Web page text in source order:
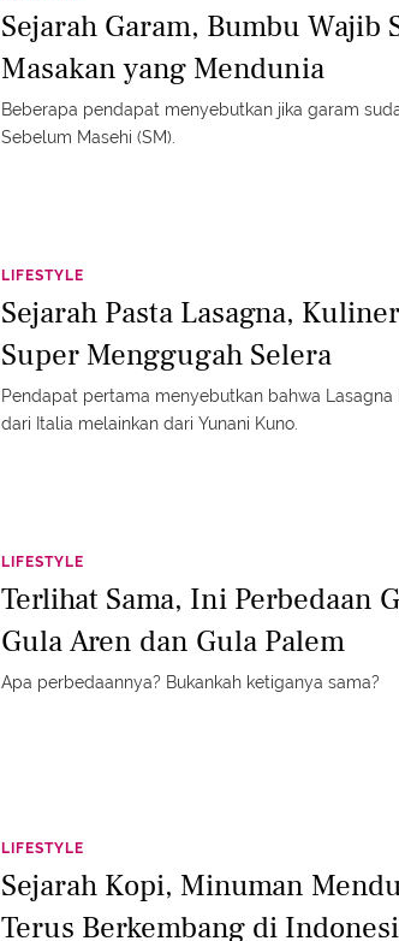
Sejarah Garam, Bumbu Wajib
Masakan yang Mendunia
Beberapa pendapat menyebutkan jika garam
Sebelum Masehi (SM).
LIFESTYLE
Sejarah Pasta Lasagna,
Super Menggugah Selera
Pendapat pertama menyebutkan bahwa Lasagna
dari Italia melainkan dari Yunani Kuno.
LIFESTYLE
Terlihat Sama, Ini Perbedaan
Gula Aren dan Gula Palem
Apa perbedaannya? Bukankah ketiganya sama?
LIFESTYLE
Sejarah Kopi, Minuman
Terus Berkembang di